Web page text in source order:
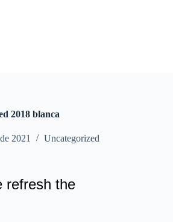
2018 blanca
2021 Uncategorized